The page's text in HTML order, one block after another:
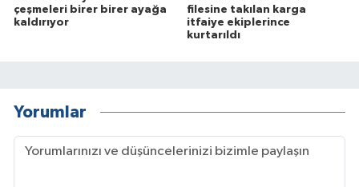
çeşmeleri birer birer ayağa
kaldırıyor
filesine takılan karga
itfaiye ekiplerince
kurtarıldı
Yorumlar